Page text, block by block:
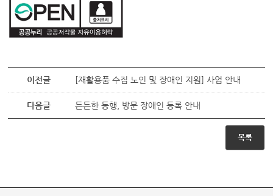
이전글 [재활용품 수집 노인 및 장애인 지원] 사업 안내
다음글 든든한 동행, 방문 장애인 등록 안내
목록